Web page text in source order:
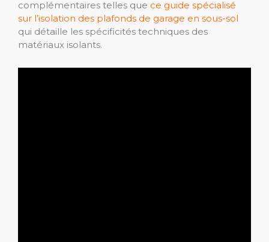
complémentaires telles que ce guide spécialisé
sur l’isolation des plafonds de garage en sous-sol
qui détaille les spécificités techniques des
matériaux isolants.